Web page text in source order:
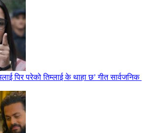
पिर परेको तिम्लाई के थाहा छ’ गीत सार्वजनिक